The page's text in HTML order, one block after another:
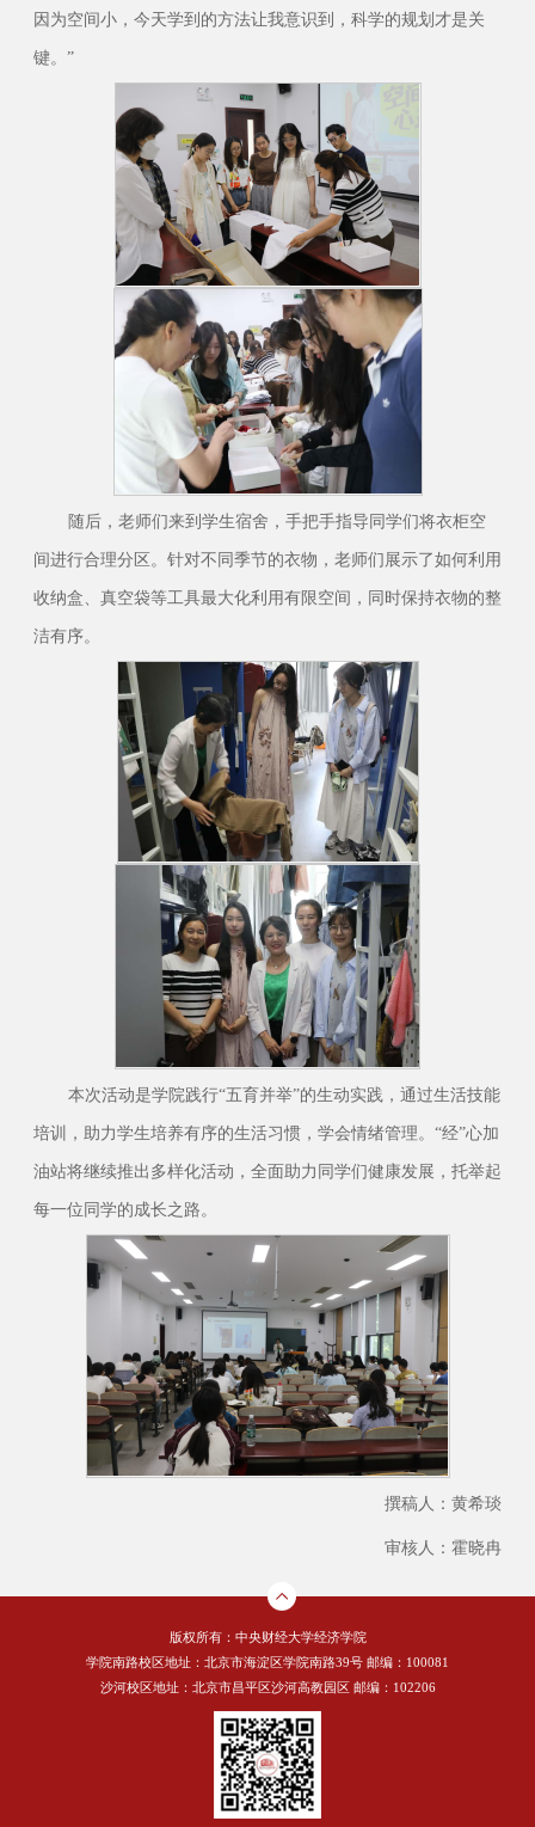
因为空间小，今天学到的方法让我意识到，科学的规划才是关
键。”
随后，老师们来到学生宿舍，手把手指导同学们将衣柜空
间进行合理分区。针对不同季节的衣物，老师们展示了如何利用
收纳盒、真空袋等工具最大化利用有限空间，同时保持衣物的整
洁有序。
本次活动是学院践行“五育并举”的生动实践，通过生活技能
培训，助力学生培养有序的生活习惯，学会情绪管理。“经”心加
油站将继续推出多样化活动，全面助力同学们健康发展，托举起
每一位同学的成长之路。
撰稿人：黄希琰
审核人：霍晓冉
版权所有：中央财经大学经济学院
学院南路校区地址：北京市海淀区学院南路39号 邮编：100081
沙河校区地址：北京市昌平区沙河高教园区 邮编：102206